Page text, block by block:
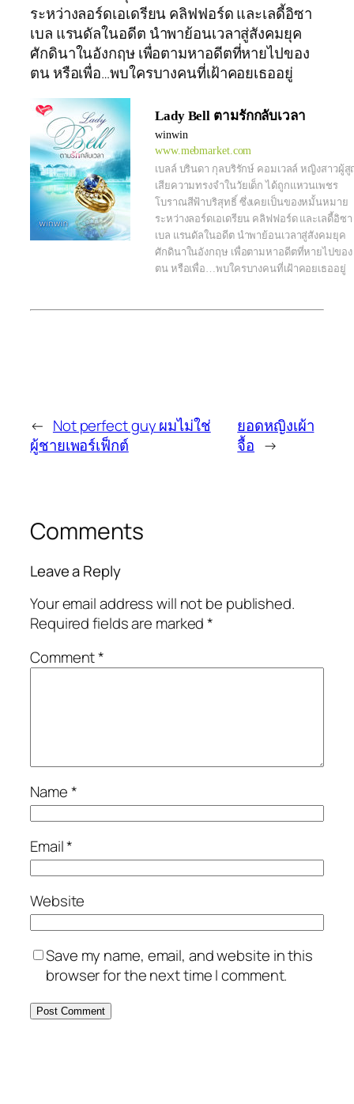
ระหว่างลอร์ดเอเดรียน คลิฟฟอร์ด และเลดี้อิซา
เบล แรนดัลในอดีต นำพาย้อนเวลาสู่สังคมยุค
ศักดินาในอังกฤษ เพื่อตามหาอดีตที่หายไปของ
ตน หรือเพื่อ…พบใครบางคนที่เฝ้าคอยเธออยู่
Lady Bell ตามรักกลับเวลา
winwin
www.mebmarket.com
เบลล์ บรินดา กุลบริรักษ์ คอมเวลล์ หญิงสาวผู้
เสียความทรงจำในวัยเด็ก ได้ถูกแหวนเพชร
โบราณสีฟ้าบริสุทธิ์ ซึ่งเคยเป็นของหมั้นหมาย
ระหว่างลอร์ดเอเดรียน คลิฟฟอร์ด และเลดี้อิซา
เบล แรนดัลในอดีต นำพาย้อนเวลาสู่สังคมยุค
ศักดินาในอังกฤษ เพื่อตามหาอดีตที่หายไปของ
ตน หรือเพื่อ…พบใครบางคนที่เฝ้าคอยเธออยู่
← Not perfect guy ผมไม่ใช่
ผู้ชายเพอร์เฟ็กต์
ยอดหญิงเผ้า
จื้อ →
Comments
Leave a Reply
Your email address will not be published.
Required fields are marked*
Comment*
Name*
Email*
Website
Save my name, email, and website in this
browser for the next time I comment.